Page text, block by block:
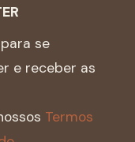
se
e receber as
Termos